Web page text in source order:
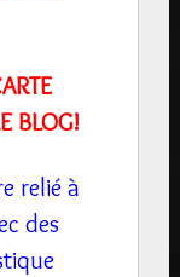
BLOG!
relié à
des